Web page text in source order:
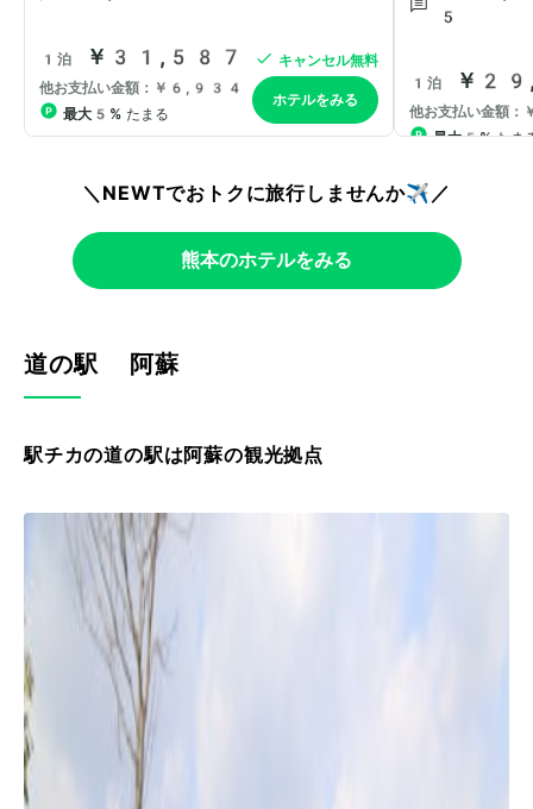
＼NEWTでおトクに旅行しませんか✈️／
熊本のホテルをみる
道の駅 阿蘇
駅チカの道の駅は阿蘇の観光拠点